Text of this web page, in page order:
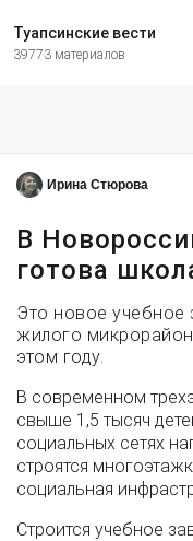
Туапсинские вести
39773 материалов
Ирина Стюрова
В
готова
Это новое учебное
жилого
этом году.
В современном
свыше 1,5 тысяч
социальных сетях
строятся
социальная
Строится учебное